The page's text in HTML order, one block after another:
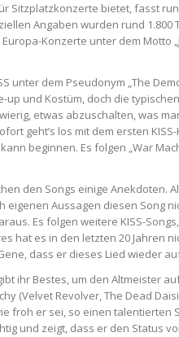
Sitzplatzkonzerte bietet, fasst
Angaben wurden rund 1.800
Konzerte unter dem Motto
unter dem Pseudonym „The
und Kostüm, doch die
etwas abzuschalten, was
geht’s los mit dem ersten
beginnen. Es folgen „War
den Songs einige Anekdoten.
eigenen Aussagen diesen Song
Es folgen weitere KISS-Songs,
hat es in den letzten 20 Jahren
dass er dieses Lied wieder
ihr Bestes, um den Altmeister
(Velvet Revolver, The Dead
froh er sei, so einen talentierten
und zeigt, dass er den Status